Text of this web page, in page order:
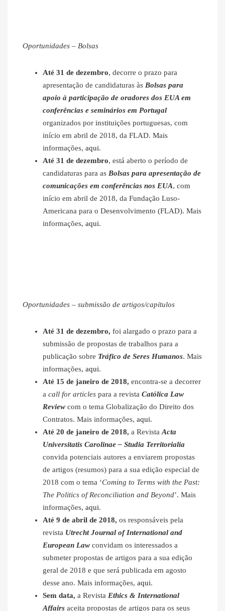
Oportunidades – Bolsas
Até 31 de dezembro, decorre o prazo para
apresentação de candidaturas às Bolsas para
apoio à participação de oradores dos EUA em
conferências e seminários em Portugal
organizados por instituições portuguesas, com
início em abril de 2018, da FLAD. Mais
informações, aqui.
Até 31 de dezembro, está aberto o período de
candidaturas para as Bolsas para apresentação de
comunicações em conferências nos EUA, com
início em abril de 2018, da Fundação Luso-
Americana para o Desenvolvimento (FLAD). Mais
informações, aqui.
Oportunidades – submissão de artigos/capítulos
Até 31 de dezembro, foi alargado o prazo para a
submissão de propostas de trabalhos para a
publicação sobre Tráfico de Seres Humanos. Mais
informações, aqui.
Até 15 de janeiro de 2018, encontra-se a decorrer
a call for articles para a revista Católica Law
Review com o tema Globalização do Direito dos
Contratos. Mais informações, aqui.
Até 20 de janeiro de 2018, a RevistaActa
Universitatis Carolinae – Studia Territorialia
convida potenciais autores a enviarem propostas
de artigos (resumos) para a sua edição especial de
2018 com o tema ‘Coming to Terms with the Past:
The Politics of Reconciliation and Beyond’. Mais
informações, aqui.
Até 9 de abril de 2018, os responsáveis pela
revista Utrecht Journal of International and
European Law convidam os interessados a
submeter propostas de artigos para a sua edição
geral de 2018 e que será publicada em agosto
desse ano. Mais informações, aqui.
Sem data, a Revista Ethics & International
Affairs aceita propostas de artigos para os seus